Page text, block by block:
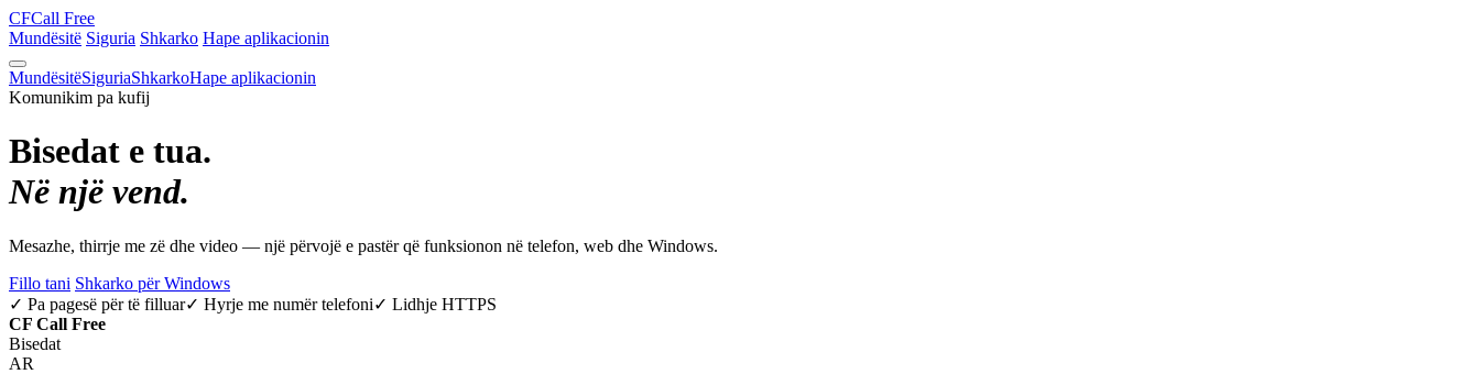
CFCall Free
Mundësitë Siguria Shkarko Hape aplikacionin
MundësitëSiguriaShkarkoHape aplikacionin
Komunikim pa kufij
Bisedat e tua.
Në një vend.
Mesazhe, thirrje me zë dhe video — një përvojë e pastër që funksionon në telefon, web dhe Windows.
Fillo tani Shkarko për Windows
✓ Pa pagesë për të filluar✓ Hyrje me numër telefoni✓ Lidhje HTTPS
CF Call Free
Bisedat
AR